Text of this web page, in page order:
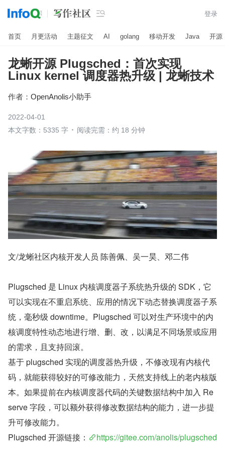
 登录
首页 月更活动 主题征文 AI golang 移动开发 Java 开源
龙蜥开源 Plugsched：首次实现
Linux kernel 调度器热升级 | 龙蜥技术
作者： OpenAnolis小助手
2022-04-01
本文字数：5335 字
阅读完需：约 18 分钟
文/龙蜥社区内核开发人员 陈善佩、吴一昊、邓二伟
Plugsched 是 Linux 内核调度器子系统热升级的 SDK，它
可以实现在不重启系统、应用的情况下动态替换调度器子系
统，毫秒级 downtime。Plugsched 可以对生产环境中的内
核调度特性动态地进行增、删、改，以满足不同场景或应用
的需求，且支持回滚。
基于 plugsched 实现的调度器热升级，不修改现有内核代
码，就能获得较好的可修改能力，天然支持线上的老内核版
本。如果提前在内核调度器代码的关键数据结构中加入 Re
serve 字段，可以额外获得修改数据结构的能力，进一步提
升可修改能力。
Plugsched 开源链接：
https://gitee.com/anolis/plugsched